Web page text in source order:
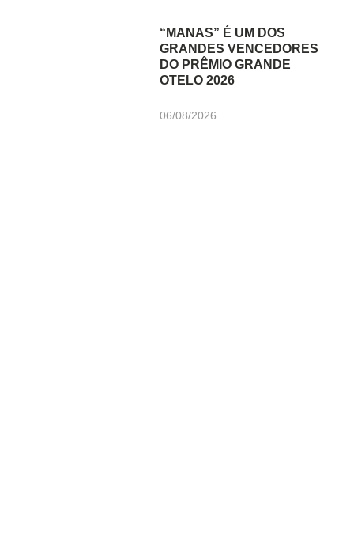
“MANAS” É UM DOS
GRANDES VENCEDORES
DO PRÊMIO GRANDE
OTELO 2026
06/08/2026